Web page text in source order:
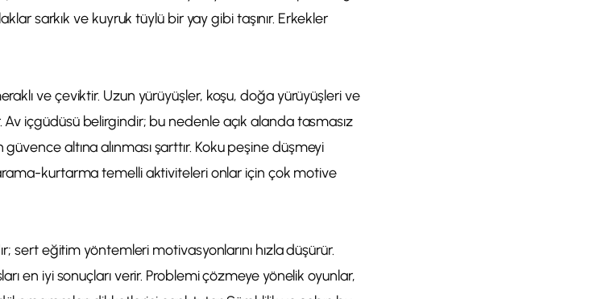
sarkık ve kuyruk tüylü bir yay gibi taşınır. Erkekler
ve çeviktir. Uzun yürüyüşler, koşu, doğa yürüyüşleri ve
içgüdüsü belirgindir; bu nedenle açık alanda tasmasız
altına alınması şarttır. Koku peşine düşmeyi
kurtarma temelli aktiviteleri onlar için çok motive
sert eğitim yöntemleri motivasyonlarını hızla düşürür.
en iyi sonuçları verir. Problemi çözmeye yönelik oyunlar,